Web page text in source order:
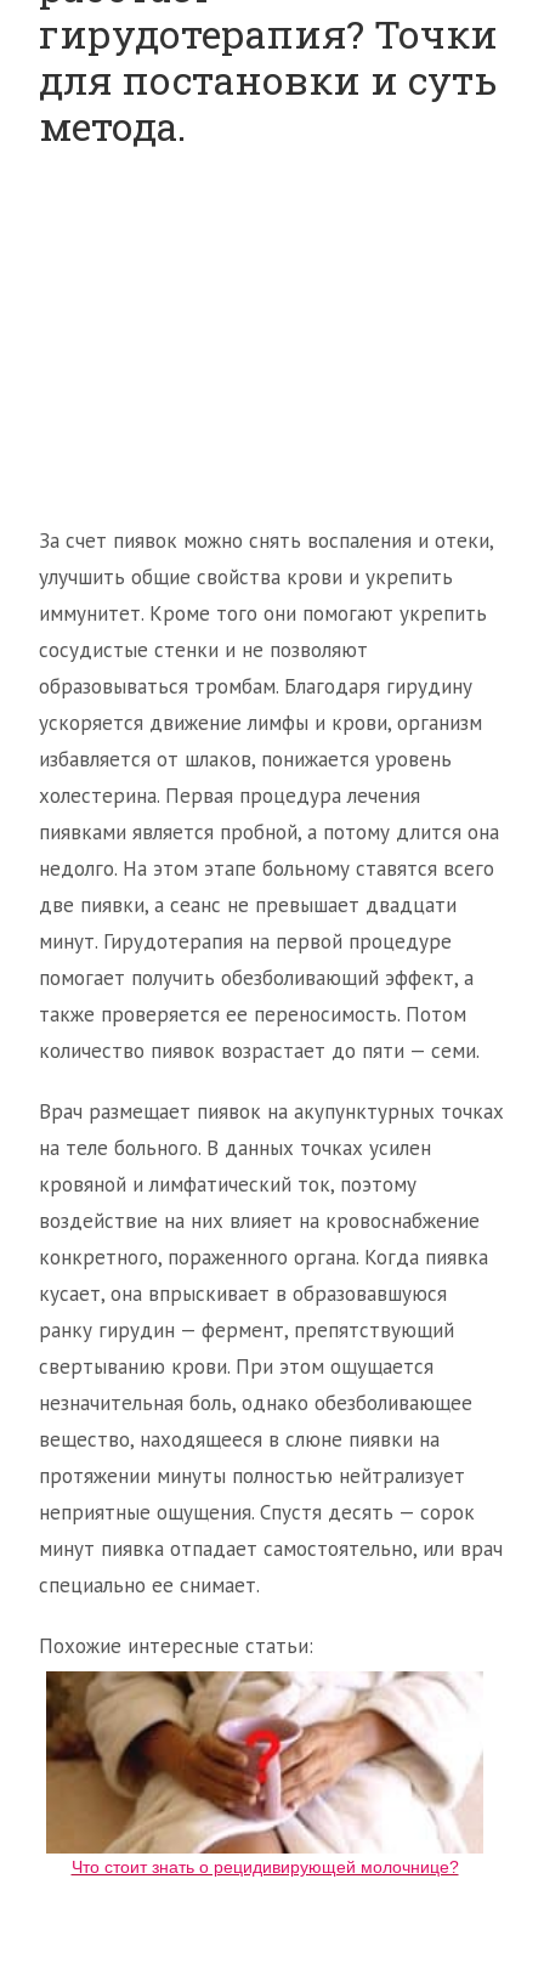
гирудотерапия? Точки
для постановки и суть
метода.
За счет пиявок можно снять воспаления и отеки,
улучшить общие свойства крови и укрепить
иммунитет. Кроме того они помогают укрепить
сосудистые стенки и не позволяют
образовываться тромбам. Благодаря гирудину
ускоряется движение лимфы и крови, организм
избавляется от шлаков, понижается уровень
холестерина. Первая процедура лечения
пиявками является пробной, а потому длится она
недолго. На этом этапе больному ставятся всего
две пиявки, а сеанс не превышает двадцати
минут. Гирудотерапия на первой процедуре
помогает получить обезболивающий эффект, а
также проверяется ее переносимость. Потом
количество пиявок возрастает до пяти — семи.
Врач размещает пиявок на акупунктурных точках
на теле больного. В данных точках усилен
кровяной и лимфатический ток, поэтому
воздействие на них влияет на кровоснабжение
конкретного, пораженного органа. Когда пиявка
кусает, она впрыскивает в образовавшуюся
ранку гирудин — фермент, препятствующий
свертыванию крови. При этом ощущается
незначительная боль, однако обезболивающее
вещество, находящееся в слюне пиявки на
протяжении минуты полностью нейтрализует
неприятные ощущения. Спустя десять — сорок
минут пиявка отпадает самостоятельно, или врач
специально ее снимает.
Похожие интересные статьи:
Что стоит знать о рецидивирующей молочнице?